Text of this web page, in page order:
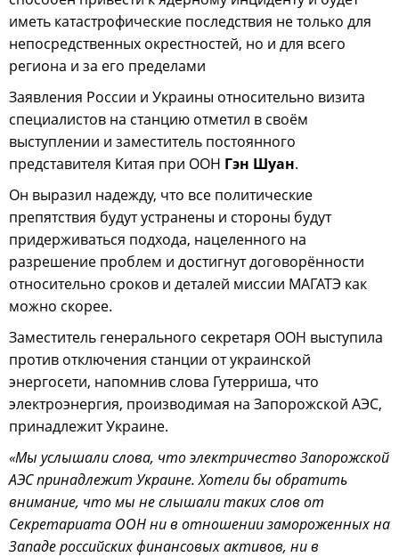
иметь катастрофические последствия не только для
непосредственных окрестностей, но и для всего
региона и за его пределами
Заявления России и Украины относительно визита
специалистов на станцию отметил в своём
выступлении и заместитель постоянного
представителя Китая при ООН Гэн Шуан.
Он выразил надежду, что все политические
препятствия будут устранены и стороны будут
придерживаться подхода, нацеленного на
разрешение проблем и достигнут договорённости
относительно сроков и деталей миссии МАГАТЭ как
можно скорее.
Заместитель генерального секретаря ООН выступила
против отключения станции от украинской
энергосети, напомнив слова Гутерриша, что
электроэнергия, производимая на Запорожской АЭС,
принадлежит Украине.
«Мы услышали слова, что электричество Запорожской
АЭС принадлежит Украине. Хотели бы обратить
внимание, что мы не слышали таких слов от
Секретариата ООН ни в отношении замороженных на
Западе российских финансовых активов, ни в